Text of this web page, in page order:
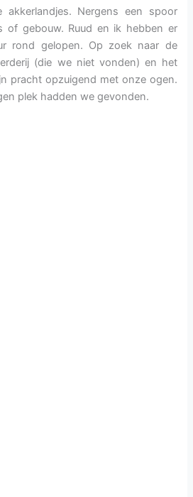
akkerlandjes. Nergens een spoor
of gebouw. Ruud en ik hebben er
rond gelopen. Op zoek naar de
(die we niet vonden) en het
pracht opzuigend met onze ogen.
plek hadden we gevonden.